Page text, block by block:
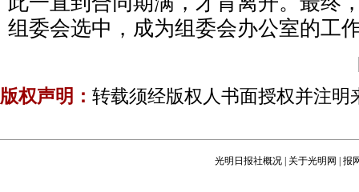
组委会选中，成为组委会办公室的工
版权声明： 转载须经版权人书面授权并注明
光明日报社概况 关于光明网 报